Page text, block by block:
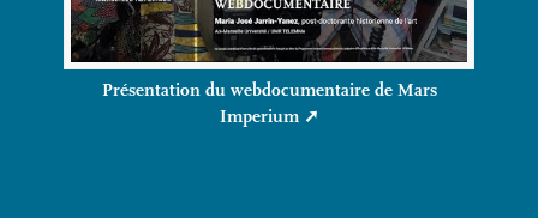
Présentation du webdocumentaire de Mars
Imperium